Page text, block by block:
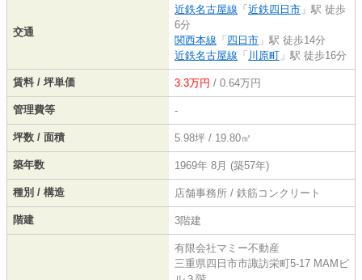
交通
近鉄名古屋線 「 近鉄四日市 」駅 徒歩
6分
関西本線 「 四日市 」駅 徒歩14分
近鉄名古屋線 「 川原町 」駅 徒歩16分
賃料 / 坪単価 3.3万円 / 0.64万円
管理費等 -
坪数 / 面積 5.98坪 / 19.80㎡
築年数 1969年 8月 (築57年)
種別 / 構造 店舗事務所 / 鉄筋コンクリート
階建 3階建
有限会社マミー不動産
三重県四日市市諏訪栄町5-17 MAMビ